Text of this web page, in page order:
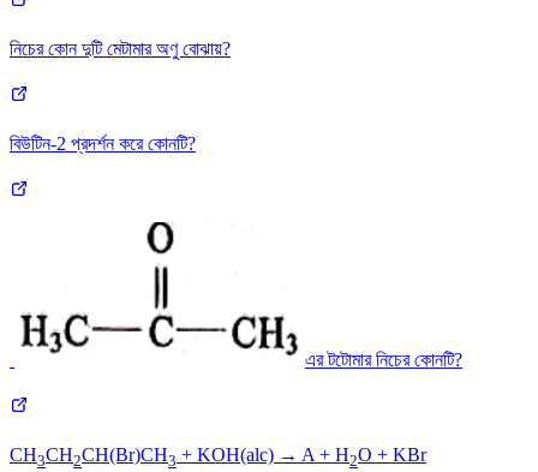
নিচের কোন দুটি মেটামার অণু বােঝায়?
বিউটিন-2 প্রদর্শন করে কোনটি?
এর টটোমার নিচের কোনটি?
CH3CH2CH(Br)CH3 + KOH(alc) → A + H2O + KBr